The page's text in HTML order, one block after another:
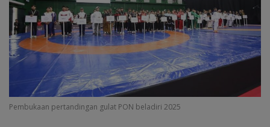
Pembukaan pertandingan gulat PON beladiri 2025